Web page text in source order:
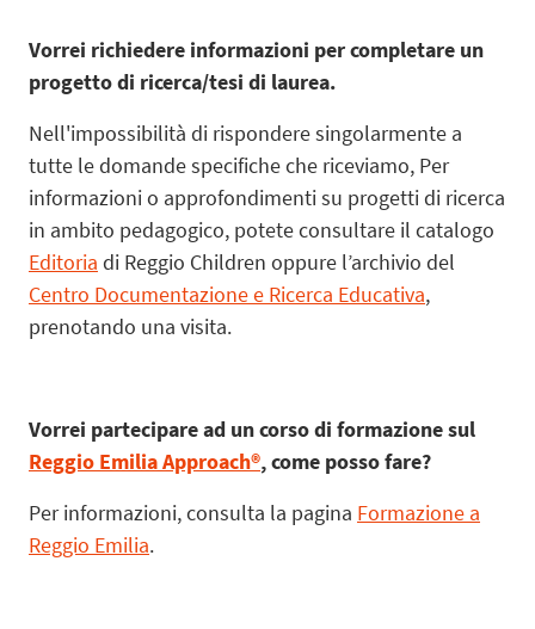
Vorrei richiedere informazioni per completare un
progetto di ricerca/tesi di laurea.
Nell'impossibilità di rispondere singolarmente a
tutte le domande specifiche che riceviamo, Per
informazioni o approfondimenti su progetti di ricerca
in ambito pedagogico, potete consultare il catalogo
Editoria di Reggio Children oppure l’archivio del
Centro Documentazione e Ricerca Educativa,
prenotando una visita.
Vorrei partecipare ad un corso di formazione sul
Reggio Emilia Approach®, come posso fare?
Per informazioni, consulta la pagina Formazione a
Reggio Emilia.